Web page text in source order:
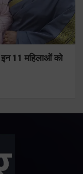
इन 11 महिलाओं को